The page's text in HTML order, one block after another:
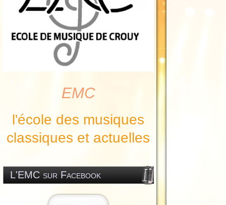
EMC
l'école des musiques
classiques et actuelles
L'EMC sur Facebook